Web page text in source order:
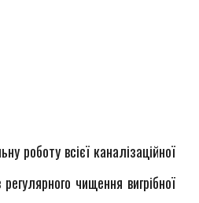
роботу всієї каналізаційної
чищення вигрібної